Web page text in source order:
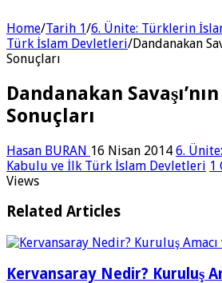
Home/Tarih 1/6. Ünite: Türklerin
Türk İslam Devletleri/Dandanakan
Sonuçları
Dandanakan
Sonuçları
Hasan BURAN 16 Nisan 2014 6.
Kabulu ve İlk Türk İslam Devletleri 1
Views
Related Articles
Kervansaray Nedir? Kuruluş